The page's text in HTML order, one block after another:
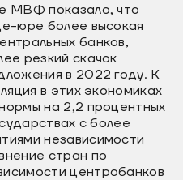
МВФ показало, что
юре более высокая
банков,
резкий скачок
в 2022 году. К
в этих экономиках
на 2,2 процентных
с более
независимости
стран по
центробанков